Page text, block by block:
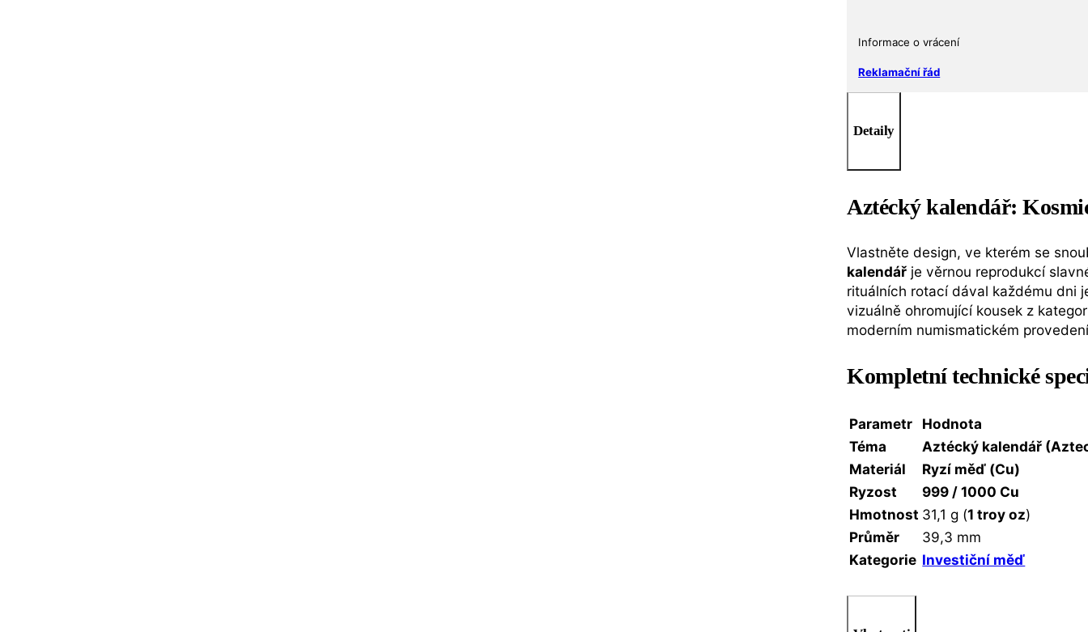
999
množství
Informace o vrácení
Reklamační řád
Detaily
Aztécký kalendář:
Vlastněte design, ve kterém se
kalendář je věrnou reprodukcí
rituálních rotací dával každému dni
vizuálně ohromující kousek z
moderním numismatickém
Kompletní technické
Parametr
Hodnota
Téma
Aztécký kalendář
Materiál
Ryzí měď (Cu)
Ryzost
999 / 1000 Cu
Hmotnost 31,1 g (1 troy oz)
Průměr
39,3 mm
Kategorie Investiční měď